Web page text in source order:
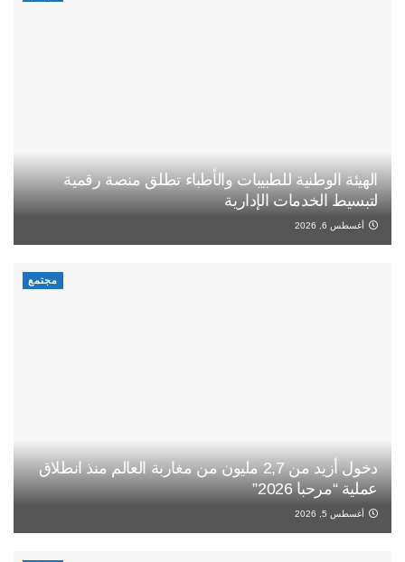
الهيئة الوطنية للطبيبات والأطباء تطلق منصة رقمية
لتبسيط الخدمات الإدارية
أغسطس 6, 2026
مجتمع
دخول أزيد من 2,7 مليون من مغاربة العالم منذ انطلاق
عملية “مرحبا 2026”
أغسطس 5, 2026